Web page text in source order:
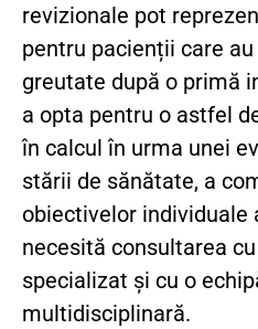
revizionale pot
pentru pacienții care
greutate după o primă
a opta pentru o astfel
în calcul în urma unei
stării de sănătate, a
obiectivelor individuale
necesită consultarea
specializat și cu o
multidisciplinară.